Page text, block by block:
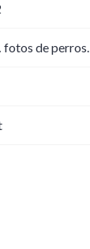
fotos de perros.